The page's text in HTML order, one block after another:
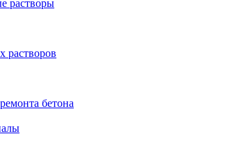
растворы
растворов
бетона